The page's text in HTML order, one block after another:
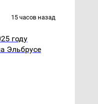
15 часов назад
году
Эльбрусе